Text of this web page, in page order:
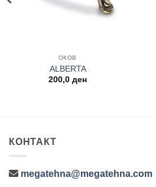
ОКОВ
ALBERTA
200,0 ден
КОНТАКТ
megatehna@megatehna.com